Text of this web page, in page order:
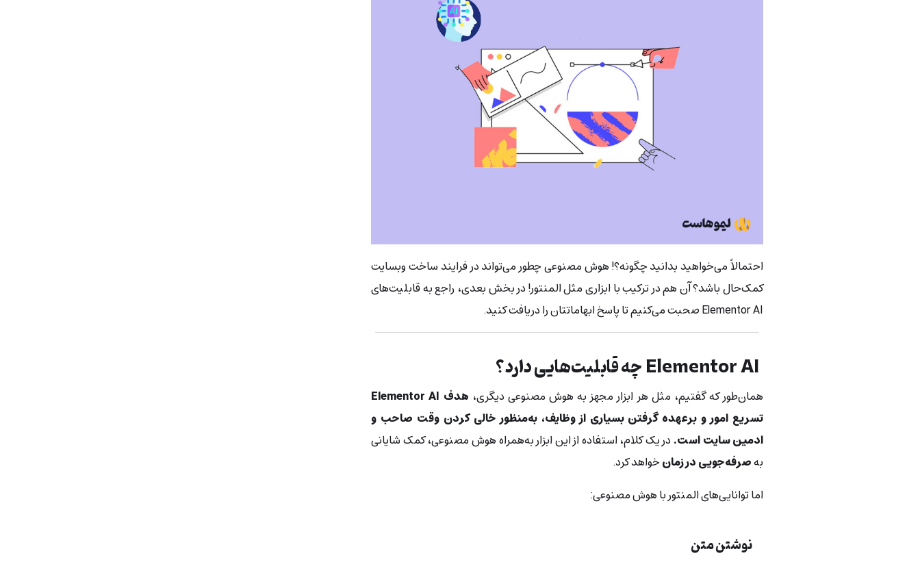
احتمالاً می‌خواهید بدانید چگونه؟! هوش مصنوعی چطور می‌تواند در فرایند ساخت وبسایت
کمک‌حال باشد؟ آن هم در ترکیب با ابزاری مثل المنتور! در بخش بعدی، راجع به قابلیت‌های
Elementor AI صحبت می‌کنیم تا پاسخ ابهاماتتان را دریافت کنید.
Elementor AI چه قابلیت‌هایی دارد؟
همان‌طور که گفتیم، مثل هر ابزار مجهز به هوش مصنوعی دیگری،
هدف Elementor AI
تسریع امور و برعهده گرفتن بسیاری از وظایف، به‌منظور خالی کردن وقت صاحب و
ادمین سایت است. در یک کلام، استفاده از این ابزار به‌همراه هوش مصنوعی، کمک شایانی
بهصرفه‌جویی در زمانخواهد کرد.
اما توانایی‌های المنتور با هوش مصنوعی:
نوشتن متن